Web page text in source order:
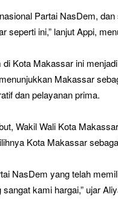
Partai NasDem,
seperti ini,” lanjut Appi,
Kota Makassar ini
Makassar
dan pelayanan prima.
Wakil Wali Kota
Kota Makassar
NasDem yang telah
kami hargai,” ujar